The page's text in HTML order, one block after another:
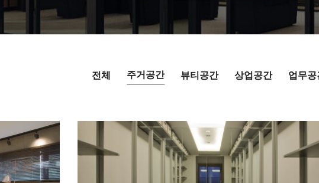
전체 주거공간 뷰티공간 상업공간 업무공